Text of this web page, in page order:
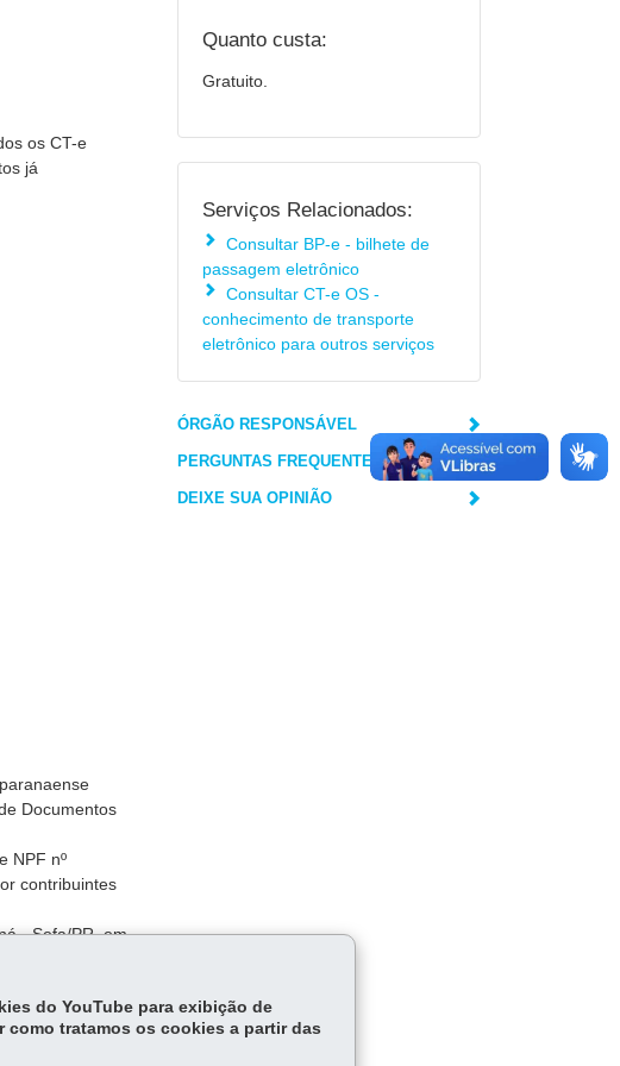
os CT-e
já
Documentos
NPF nº
contribuintes
- Sefa/PR, em
de CT-
Quanto custa:
Gratuito.
Serviços Relacionados:
Consultar BP-e - bilhete de
passagem eletrônico
Consultar CT-e OS -
conhecimento de transporte
eletrônico para outros serviços
ÓRGÃO RESPONSÁVEL
PERGUNTAS FREQUENTES
DEIXE SUA OPINIÃO
do YouTube para exibição de
tratamos os cookies a partir das